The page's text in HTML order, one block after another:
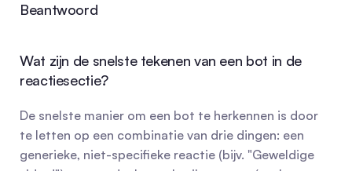
Beantwoord
Wat zijn de snelste tekenen van een bot in de
reactiesectie?
De snelste manier om een bot te herkennen is door
te letten op een combinatie van drie dingen: een
generieke, niet-specifieke reactie (bijv. "Geweldige